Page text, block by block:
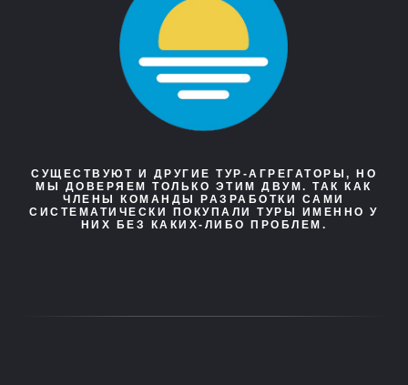
СУЩЕСТВУЮТ И ДРУГИЕ ТУР-АГРЕГАТОРЫ, НО
МЫ ДОВЕРЯЕМ ТОЛЬКО ЭТИМ ДВУМ. ТАК КАК
ЧЛЕНЫ КОМАНДЫ РАЗРАБОТКИ САМИ
СИСТЕМАТИЧЕСКИ ПОКУПАЛИ ТУРЫ ИМЕННО У
НИХ БЕЗ КАКИХ-ЛИБО ПРОБЛЕМ.